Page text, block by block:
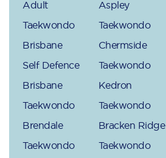
Adult
Taekwondo
Brisbane
Self Defence
Brisbane
Taekwondo
Brendale
Taekwondo
Aspley
Taekwondo
Chermside
Taekwondo
Kedron
Taekwondo
Bracken Ridge
Taekwondo